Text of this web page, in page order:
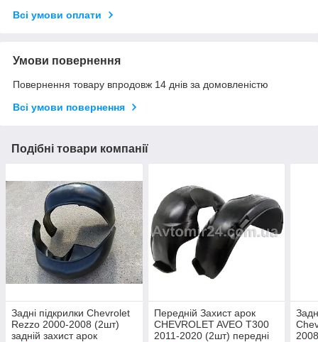
Всі умови оплати
Умови повернення
Повернення товару впродовж 14 днів за домовленістю
Всі умови повернення
Подібні товари компанії
Задні підкрилки Chevrolet
Rezzo 2000-2008 (2шт)
задній захист арок
Передній Захист арок
CHEVROLET AVEO Т300
2011-2020 (2шт) передні